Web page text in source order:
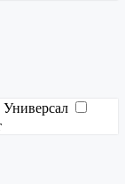
Универсал